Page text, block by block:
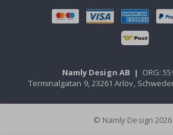
Namly Design AB | ORG:
Terminalgatan 9, 23261 Arlöv,
© Namly Design 2026